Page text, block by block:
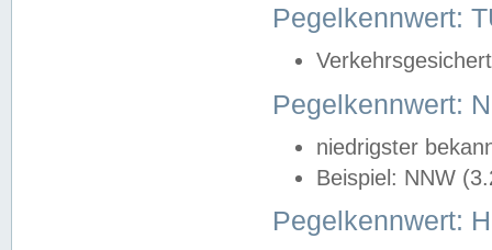
Pegelkennwert:
Pegelkennwert:
niedrigster
Beispiel: NNW
Pegelkennwert: